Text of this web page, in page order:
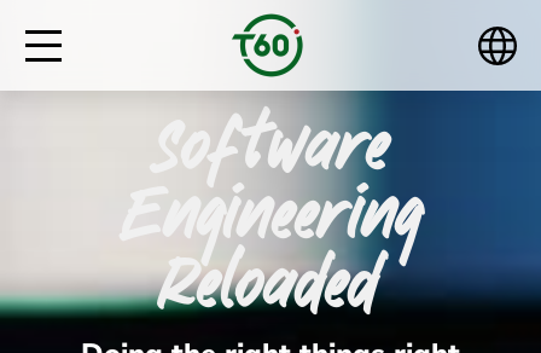
Software
Engineering
Reloaded